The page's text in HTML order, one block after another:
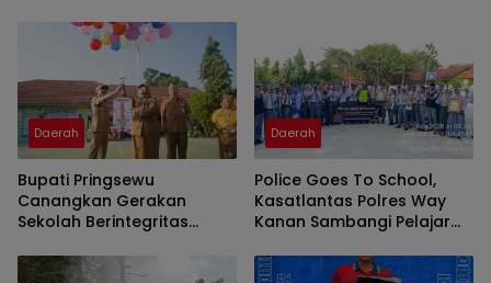
Daerah
Bupati Pringsewu
Canangkan Gerakan
Sekolah Berintegritas
Daerah
Police Goes To School,
Kasatlantas Polres Way
Kanan Sambangi Pelajar